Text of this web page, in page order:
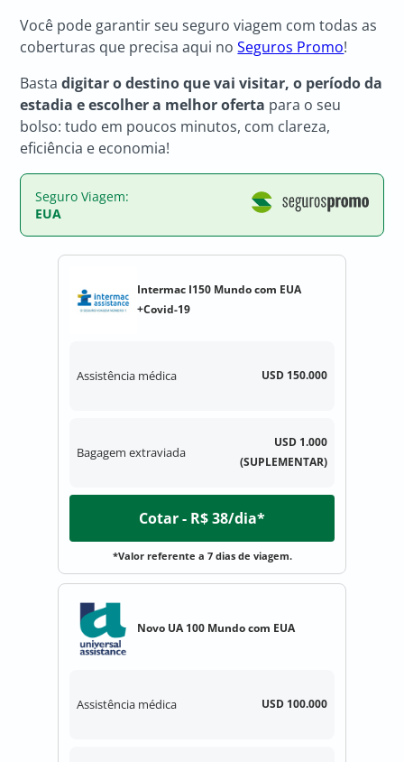
Você pode garantir seu seguro viagem com todas as
coberturas que precisa aqui noSeguros Promo!
Bastadigitar o destino que vai visitar, o período da
estadia e escolher a melhor oferta para o seu
bolso: tudo em poucos minutos, com clareza,
eficiência e economia!
Seguro Viagem:
EUA
Intermac I150 Mundo com EUA
+Covid-19
Assistência médica USD 150.000
Bagagem extraviada
USD 1.000
(SUPLEMENTAR)
Cotar - R$ 38/dia*
*Valor referente a 7 dias de viagem.
Novo UA 100 Mundo com EUA
Assistência médica USD 100.000